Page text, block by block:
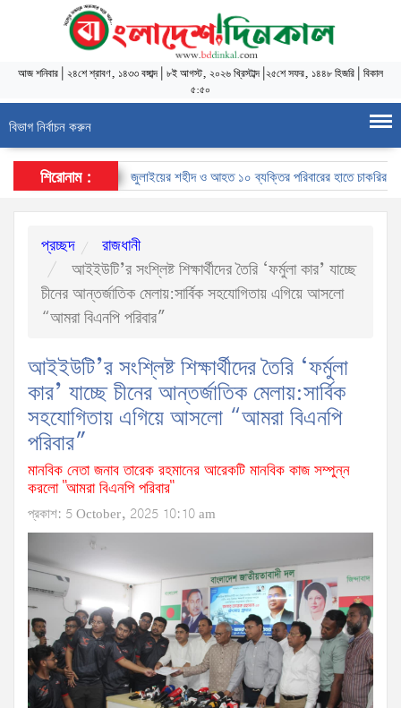
আজশনিবার ২৪শে শ্রাবণ, ১৪৩৩ বঙ্গাব্দ| ৮ই আগস্ট, ২০২৬ খ্রিস্টাব্দ| ২৫শে সফর, ১৪৪৮ হিজরি বিকাল
৫:৫০
বিভাগ নির্বাচন করুন
শিরোনাম : জুলাইয়ের শহীদ ও আহত ১০ ব্যক্তির পরিবারের হাতে চাকরির
প্রচ্ছদ
রাজধানী
আইইউটি’র সংশ্লিষ্ট শিক্ষার্থীদের তৈরি ‘ফর্মুলা কার’ যাচ্ছে
চীনের আন্তর্জাতিক মেলায়:সার্বিক সহযোগিতায় এগিয়ে আসলো
“আমরা বিএনপি পরিবার”
আইইউটি’র সংশ্লিষ্ট শিক্ষার্থীদের তৈরি ‘ফর্মুলা
কার’ যাচ্ছে চীনের আন্তর্জাতিক মেলায়:সার্বিক
সহযোগিতায় এগিয়ে আসলো “আমরা বিএনপি
পরিবার”
মানবিক নেতা জনাব তারেক রহমানের আরেকটি মানবিক কাজ সম্পুন্ন
করলো "আমরা বিএনপি পরিবার"
প্রকাশ: 5 October, 2025 10:10 am